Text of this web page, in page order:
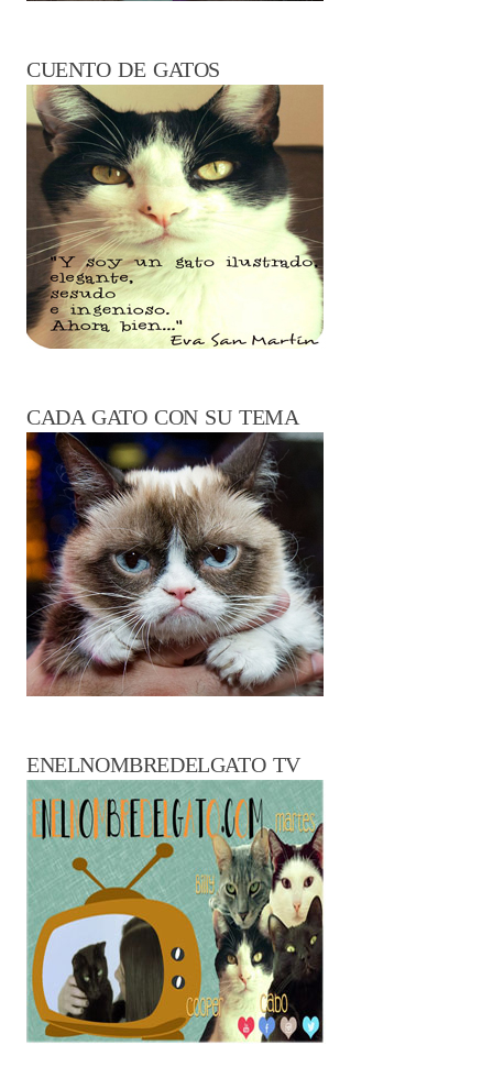
CUENTO DE GATOS
CADA GATO CON SU TEMA
ENELNOMBREDELGATO TV